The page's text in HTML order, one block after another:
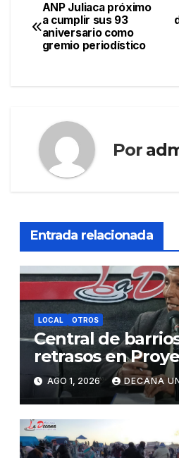
Navegación
de
ANP Juliaca próximo
a cumplir sus 93
aniversario como
gremio periodístico
Por
Entrada relacionada
LOCAL OTROS
Central de
retrasos en
de Agua y
Juliaca
AGO 1, 2026 DECANA